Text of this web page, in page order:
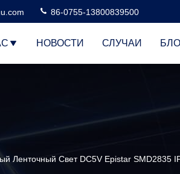
86-0755-13800839500
НОВОСТИ СЛУЧАИ
Ленточный Свет DC5V Epistar